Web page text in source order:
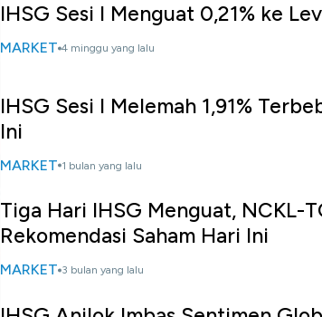
IHSG Sesi I Menguat 0,21% ke
MARKET 4 minggu yang lalu
IHSG Sesi I Melemah 1,91%
Ini
MARKET 1 bulan yang lalu
Tiga Hari IHSG Menguat, NCKL-
Rekomendasi Saham Hari Ini
MARKET 3 bulan yang lalu